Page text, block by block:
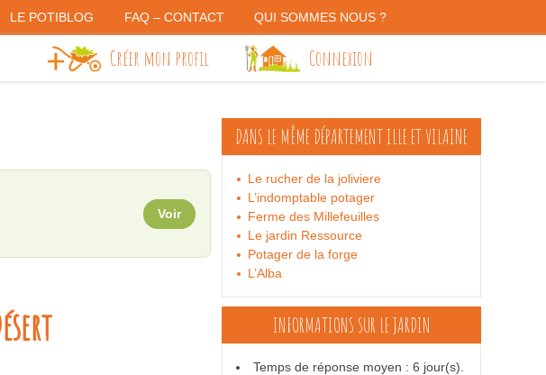
LE POTIBLOG FAQ – CONTACT QUI SOMMES NOUS ?
Créer mon profil Connexion
Voir
DANS LE MÊME DÉPARTEMENTILLE ET VILAINE
Le rucher de la joliviere
L’indomptable potager
Ferme des Millefeuilles
Le jardin Ressource
Potager de la forge
L’Alba
INFORMATIONS SUR LE JARDIN
Temps de réponse moyen : 6 jour(s).